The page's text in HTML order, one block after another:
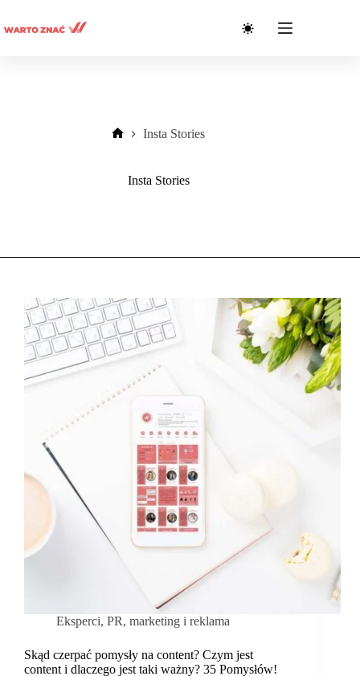
treści
Insta Stories
Insta Stories
Eksperci, PR, marketing i reklama
Skąd czerpać pomysły na content? Czym jest
content i dlaczego jest taki ważny? 35 Pomysłów!